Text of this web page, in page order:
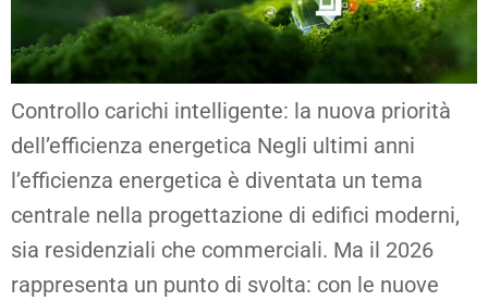
Controllo carichi intelligente: la nuova priorità
dell’efficienza energetica Negli ultimi anni
l’efficienza energetica è diventata un tema
centrale nella progettazione di edifici moderni,
sia residenziali che commerciali. Ma il 2026
rappresenta un punto di svolta: con le nuove